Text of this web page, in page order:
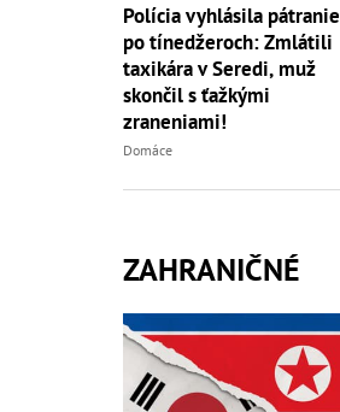
Polícia vyhlásila pátranie
po tínedžeroch: Zmlátili
taxikára v Seredi, muž
skončil s ťažkými
zraneniami!
Domáce
ZAHRANIČNÉ